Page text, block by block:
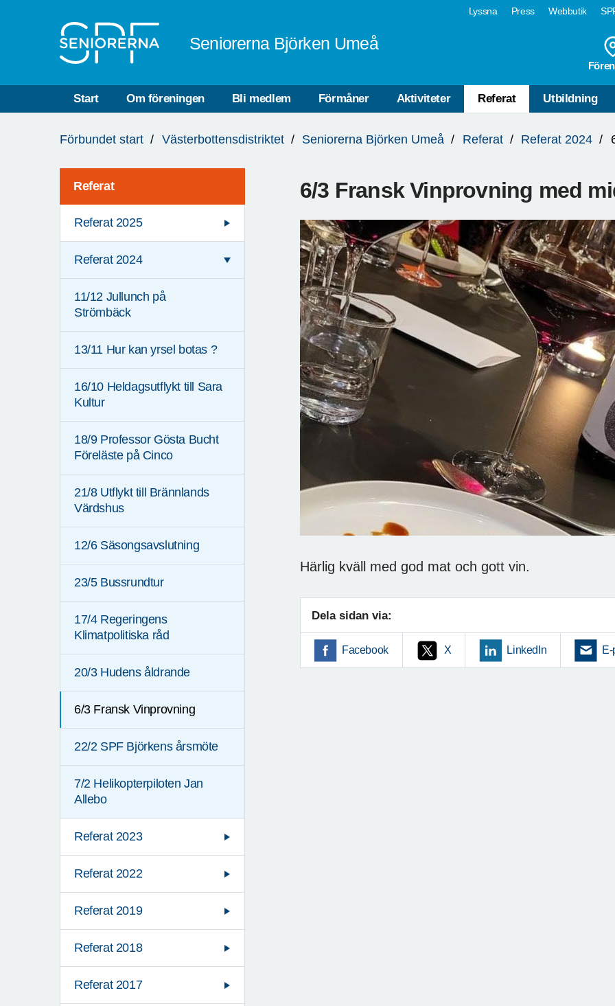
Lyssna Press Webbutik
Seniorerna Björken Umeå
Start Om föreningen Bli medlem Förmåner Aktiviteter Referat Utbildning
är
Förbundet start Västerbottensdistriktet Seniorerna Björken Umeå Referat Referat 2024
Referat
Referat 2025
Referat 2024
11/12 Jullunch på
Strömbäck
13/11 Hur kan yrsel botas ?
16/10 Heldagsutflykt till Sara
Kultur
18/9 Professor Gösta Bucht
Föreläste på Cinco
21/8 Utflykt till Brännlands
Värdshus
12/6 Säsongsavslutning
23/5 Bussrundtur
17/4 Regeringens
Klimatpolitiska råd
20/3 Hudens åldrande
6/3 Fransk Vinprovning
22/2 SPF Björkens årsmöte
7/2 Helikopterpiloten Jan
Allebo
Referat 2023
Referat 2022
Referat 2019
Referat 2018
Referat 2017
6/3 Fransk Vinprovning med
Härlig kväll med god mat och gott vin.
Dela sidan via:
Facebook X LinkedIn